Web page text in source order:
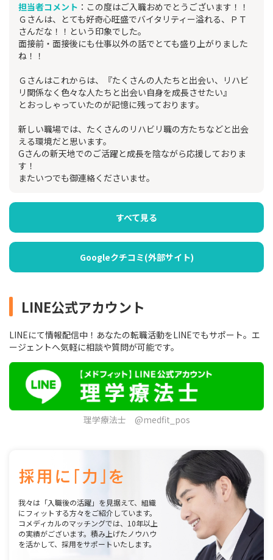
担当者コメント ：この度はご入職おめでとうございます！！
Ｇさんは、とても好奇心旺盛でバイタリティー溢れる、ＰＴ
さんだな！！という印象でした。
面接前・面接後にも仕事以外の話でとても盛り上がりました
ね！！
Ｇさんはこれからは、『たくさんの人たちと出会い、リハビ
リ関係なく色々な人たちと出会い自身を成長させたい』
とおっしゃっていたのが記憶に残っております。
新しい職場では、たくさんのリハビリ職の方たちなどと出会
える環境だと思います。
Gさんの新天地でのご活躍と成長を陰ながら応援しておりま
す！
またいつでも御連絡くださいませ。
すべて見る
Googleクチコミ(外部サイト)
LINE公式アカウント
LINEにて情報配信中！あなたの転職活動をLINEでもサポート。エ
ージェントへ気軽に相談や質問が可能です。
理学療法士 @medfit_pos
我々は「入職後の活躍」を見据えて、組織
にフィットする方々をご紹介しています。
コメディカルのマッチングでは、10年以上
の実績がございます。積み上げたノウハウ
を活かして、採用をサポートいたします。